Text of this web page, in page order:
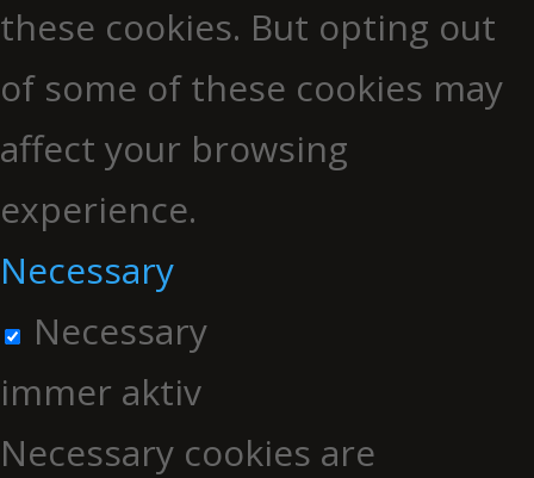
these cookies. But opting out
of some of these cookies may
affect your browsing
experience.
Necessary
Necessary
immer aktiv
Necessary cookies are